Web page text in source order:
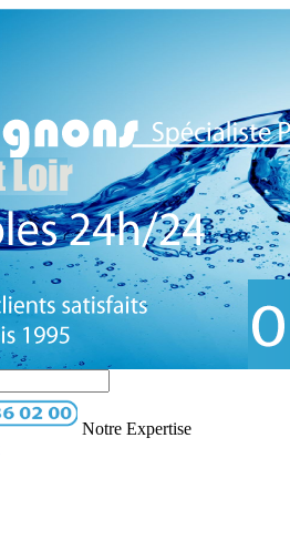
Notre Expertise